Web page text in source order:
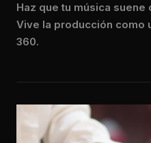
Haz que tu música
Vive la producción como
360.